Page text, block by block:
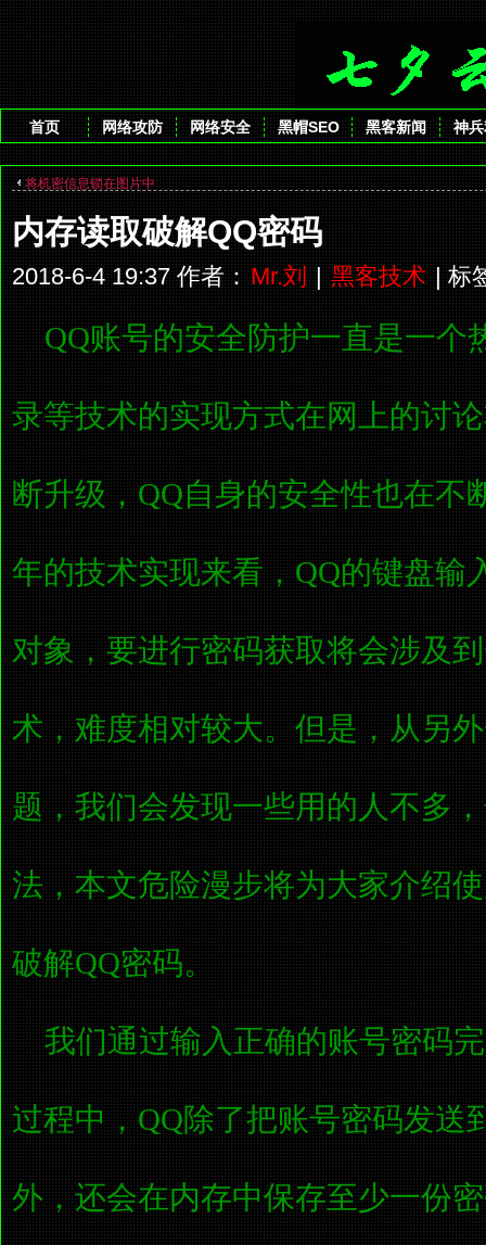
首页 网络攻防 网络安全 黑帽SEO 黑客新闻 神
将机密信息锁在图片中
内存读取破解QQ密码
2018-6-4 19:37 作者：Mr.刘|黑客技术| 标
QQ账号的安全防护一直是一个
录等技术的实现方式在网上的讨
断升级，QQ自身的安全性也在不
年的技术实现来看，QQ的键盘输
对象，要进行密码获取将会涉及
术，难度相对较大。但是，从另
题，我们会发现一些用的人不多
法，本文危险漫步将为大家介绍
破解QQ密码。
我们通过输入正确的账号密码
过程中，QQ除了把账号密码发送
外，还会在内存中保存至少一份